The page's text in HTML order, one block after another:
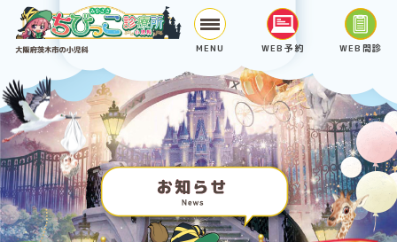
MENU WEB予約 WEB問診